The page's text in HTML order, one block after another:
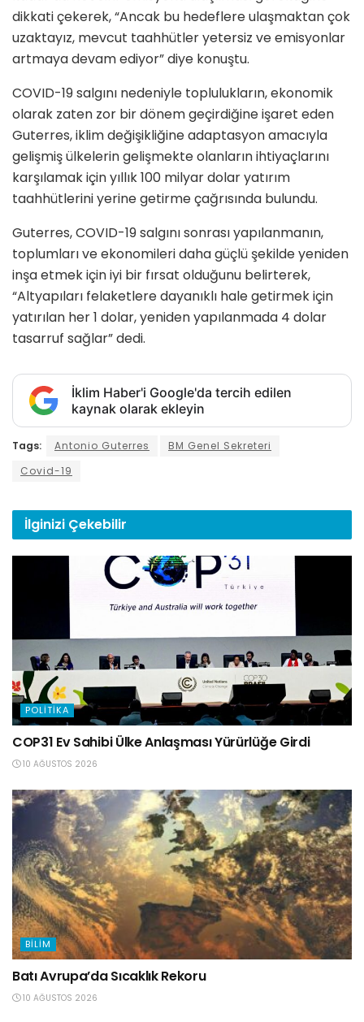
dikkati çekerek, “Ancak bu hedeflere ulaşmaktan çok
uzaktayız, mevcut taahhütler yetersiz ve emisyonlar
artmaya devam ediyor” diye konuştu.
COVID-19 salgını nedeniyle toplulukların, ekonomik
olarak zaten zor bir dönem geçirdiğine işaret eden
Guterres, iklim değişikliğine adaptasyon amacıyla
gelişmiş ülkelerin gelişmekte olanların ihtiyaçlarını
karşılamak için yıllık 100 milyar dolar yatırım
taahhütlerini yerine getirme çağrısında bulundu.
Guterres, COVID-19 salgını sonrası yapılanmanın,
toplumları ve ekonomileri daha güçlü şekilde yeniden
inşa etmek için iyi bir fırsat olduğunu belirterek,
“Altyapıları felaketlere dayanıklı hale getirmek için
yatırılan her 1 dolar, yeniden yapılanmada 4 dolar
tasarruf sağlar” dedi.
İklim Haber'i Google'da tercih edilen
kaynak olarak ekleyin
Tags: Antonio Guterres
BM Genel Sekreteri
Covid-19
İlginizi Çekebilir
POLITIKA
COP31 Ev Sahibi Ülke Anlaşması Yürürlüğe Girdi
10 AĞUSTOS 2026
BILIM
Batı Avrupa’da Sıcaklık Rekoru
10 AĞUSTOS 2026